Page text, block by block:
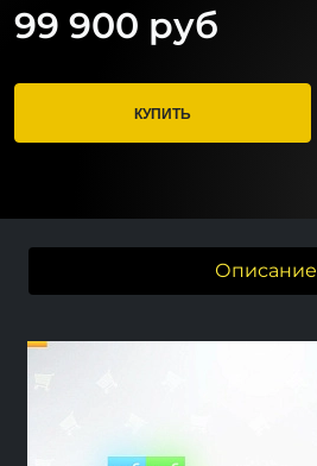
99 900 руб
КУПИТЬ
Описание